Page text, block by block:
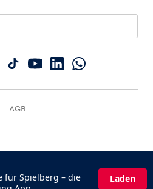
AGB
für Spielberg – die
Laden